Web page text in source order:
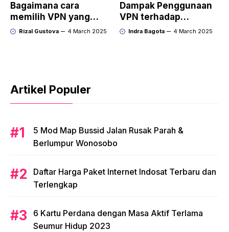
Bagaimana cara
memilih VPN yang
tepat untuk
Rizal Gustova 4 March 2025
Dampak Penggunaan
VPN terhadap
Keamanan Perangkat
Indra Bagota 4 March 2025
Artikel Populer
5 Mod Map Bussid Jalan Rusak Parah &
Berlumpur Wonosobo
Daftar Harga Paket Internet Indosat Terbaru dan
Terlengkap
6 Kartu Perdana dengan Masa Aktif Terlama
Seumur Hidup 2023